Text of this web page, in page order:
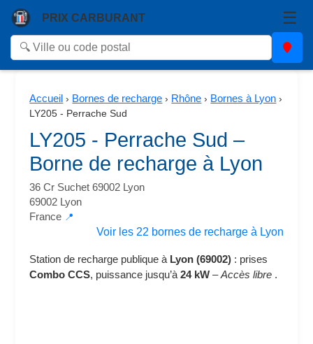
PRIX CARBURANT ☰
Accueil › Bornes de recharge › Rhône › Bornes à Lyon ›
LY205 - Perrache Sud
LY205 - Perrache Sud –
Borne de recharge à Lyon
36 Cr Suchet 69002 Lyon
69002 Lyon
France 📍
Voir les 22 bornes de recharge à Lyon
Station de recharge publique à Lyon (69002) : prises
Combo CCS, puissance jusqu’à24 kW –Accès libre .